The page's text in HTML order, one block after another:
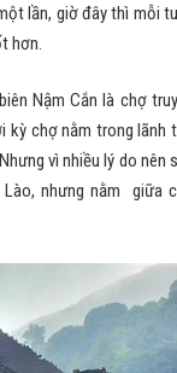
lần, giờ đây thì mỗi
hơn.
Nậm Cắn là chợ
kỳ chợ nằm trong lãnh
vì nhiều lý do nên
nhưng nằm giữa